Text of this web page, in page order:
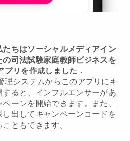
ちはソーシャルメディアイン
司法試験家庭教師ビジネスを
プリを作成しました .
システムからこのアプリにキ
すると、インフルエンサーがあ
ーンを開始できます。また、
出してキャンペーンコードを
ともできます。